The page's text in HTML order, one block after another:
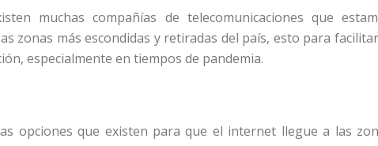
muchas compañías de telecomunicaciones que
zonas más escondidas y retiradas del país, esto para
especialmente en tiempos de pandemia.
opciones que existen para que el internet llegue a las